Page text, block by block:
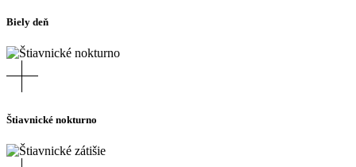
Biely deň
Štiavnické nokturno